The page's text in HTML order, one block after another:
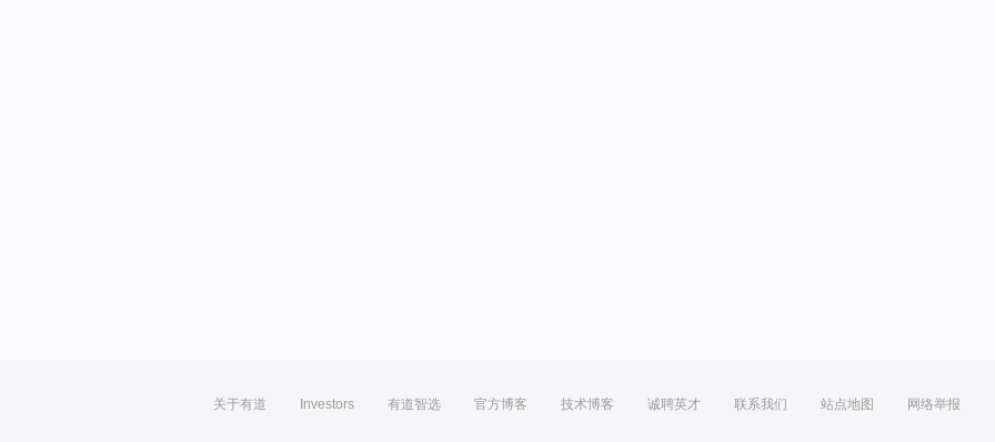
关于有道 Investors 有道智选 官方博客 技术博客 诚聘英才 联系我们 站点地图 网络举报